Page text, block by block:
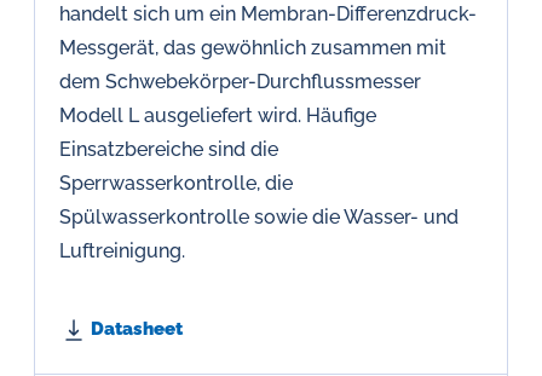
handelt sich um ein Membran-Differenzdruck-
Messgerät, das gewöhnlich zusammen mit
dem Schwebekörper-Durchflussmesser
Modell L ausgeliefert wird. Häufige
Einsatzbereiche sind die
Sperrwasserkontrolle, die
Spülwasserkontrolle sowie die Wasser- und
Luftreinigung.
Datasheet